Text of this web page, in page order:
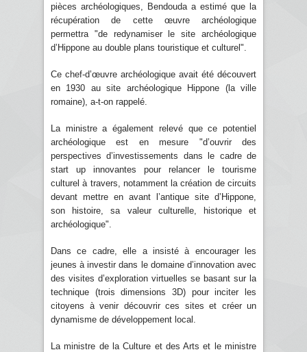
pièces archéologiques, Bendouda a estimé que la
récupération de cette œuvre archéologique
permettra "de redynamiser le site archéologique
d’Hippone au double plans touristique et culturel".
Ce chef-d’œuvre archéologique avait été découvert
en 1930 au site archéologique Hippone (la ville
romaine), a-t-on rappelé.
La ministre a également relevé que ce potentiel
archéologique est en mesure "d’ouvrir des
perspectives d’investissements dans le cadre de
start up innovantes pour relancer le tourisme
culturel à travers, notamment la création de circuits
devant mettre en avant l’antique site d’Hippone,
son histoire, sa valeur culturelle, historique et
archéologique".
Dans ce cadre, elle a insisté à encourager les
jeunes à investir dans le domaine d’innovation avec
des visites d’exploration virtuelles se basant sur la
technique (trois dimensions 3D) pour inciter les
citoyens à venir découvrir ces sites et créer un
dynamisme de développement local.
La ministre de la Culture et des Arts et le ministre